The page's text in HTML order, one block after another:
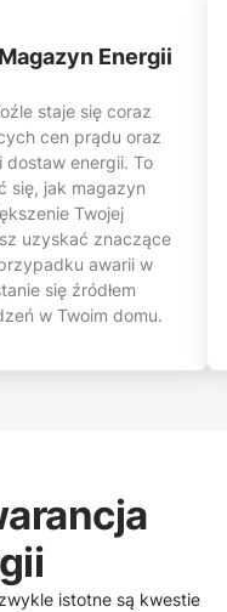
Energii
staje się coraz
cen prądu oraz
energii. To
się, jak magazyn
Twojej
uzyskać znaczące
awarii w
się źródłem
w Twoim domu.
istotne są kwestie